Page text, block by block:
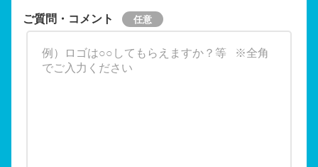
ご質問・コメント